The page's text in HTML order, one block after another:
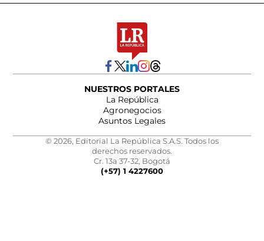
NUESTROS PORTALES
La República
Agronegocios
Asuntos Legales
© 2026, Editorial La República S.A.S. Todos los
derechos reservados.
Cr. 13a 37-32, Bogotá
(+57) 1 4227600